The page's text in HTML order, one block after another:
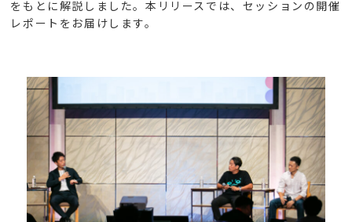
をもとに解説しました。本リリースでは、セッションの開催
レポートをお届けします。